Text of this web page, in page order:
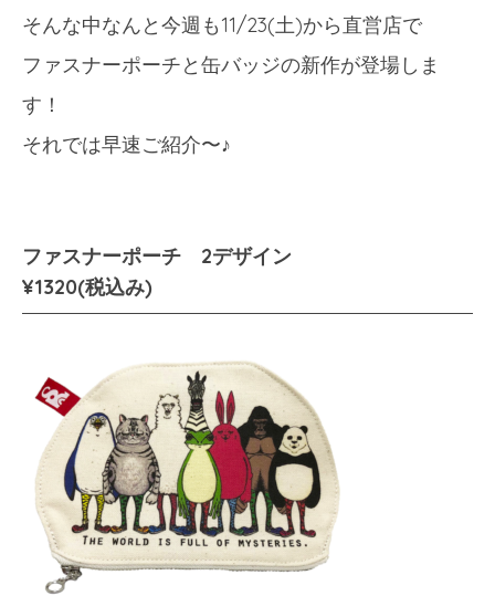
そんな中なんと今週も11/23(土)から直営店で
ファスナーポーチと缶バッジの新作が登場しま
す！
それでは早速ご紹介〜♪
ファスナーポーチ 2デザイン
¥1320(税込み)